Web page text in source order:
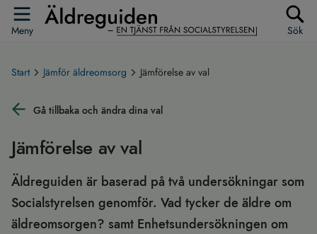
Meny Sök
Start Jämför äldreomsorg Jämförelse av val
Gå tillbaka och ändra dina val
Jämförelse av val
Äldreguiden är baserad på två undersökningar som
Socialstyrelsen genomför. Vad tycker de äldre om
äldreomsorgen? samt Enhetsundersökningen om